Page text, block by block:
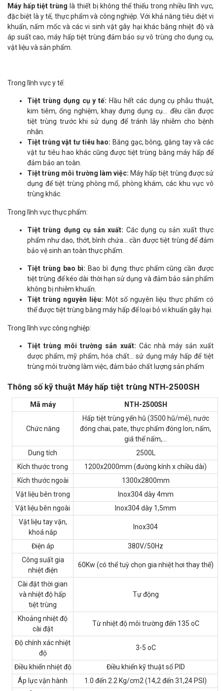
Máy hấp tiệt trùng là thiết bị không thể thiếu trong nhiều lĩnh vực,
đặc biệt là y tế, thực phẩm và công nghiệp. Với khả năng tiêu diệt vi
khuẩn, nấm mốc và các vi sinh vật gây hại khác bằng nhiệt độ và
áp suất cao, máy hấp tiệt trùng đảm bảo sự vô trùng cho dụng cụ,
vật liệu và sản phẩm.
Trong lĩnh vực y tế:
Tiệt trùng dụng cụ y tế: Hầu hết các dụng cụ phẫu thuật,
kim tiêm, ống nghiệm, khay đựng dụng cụ... đều cần được
tiệt trùng trước khi sử dụng để tránh lây nhiễm cho bệnh
nhân.
Tiệt trùng vật tư tiêu hao: Băng gạc, bông, găng tay và các
vật tư tiêu hao khác cũng được tiệt trùng bằng máy hấp để
đảm bảo an toàn.
Tiệt trùng môi trường làm việc: Máy hấp tiệt trùng được sử
dụng để tiệt trùng phòng mổ, phòng khám, các khu vực vô
trùng khác.
Trong lĩnh vực thực phẩm:
Tiệt trùng dụng cụ sản xuất: Các dụng cụ sản xuất thực
phẩm như dao, thớt, bình chứa... cần được tiệt trùng để đảm
bảo vệ sinh an toàn thực phẩm.
Tiệt trùng bao bì: Bao bì đựng thực phẩm cũng cần được
tiệt trùng để kéo dài thời hạn sử dụng và đảm bảo sản phẩm
không bị nhiễm khuẩn.
Tiệt trùng nguyên liệu: Một số nguyên liệu thực phẩm có
thể được tiệt trùng bằng máy hấp để loại bỏ vi khuẩn gây hại.
Trong lĩnh vực công nghiệp:
Tiệt trùng môi trường sản xuất: Các nhà máy sản xuất
dược phẩm, mỹ phẩm, hóa chất... sử dụng máy hấp để tiệt
trùng môi trường làm việc, đảm bảo chất lượng sản phẩm
Thông số kỹ thuật Máy hấp tiệt trùng NTH-2500SH
Mã máy NTH-2500SH
Chức năng
Hấp tiệt trùng yến hũ (3500 hũ/mẻ), nước
đóng chai, pate, thực phẩm đóng lon, nấm,
giá thể nấm,…
Dung tích
2500L
Kích thước trong
1200x2000mm (đường kính x chiều dài)
Kích thước ngoài
1300x2800mm
Vật liệu bên trong
Inox304 dày 4mm
Vật liệu bên ngoài
Inox304 dày 1,5mm
Vật liệu tay vặn,
khoá nắp
Inox304
Điện áp
380V/50Hz
Công suất gia
nhiệt điện
60Kw (có thể tuỳ chọn gia nhiệt hơi thay thế)
Cài đặt thời gian
và nhiệt độ hấp
tiệt trùng
Tự động
Khoảng nhiệt độ
cài đặt
Từ nhiệt độ môi trường đến 135 oC
Độ chính xác nhiệt
độ
3-5 oC
Điều khiển nhiệt độ
Điều khiển kỹ thuật số PID
Áp lực vận hành
1.0 đến 2.2 Kg/cm2 (14,2 đến 31,24 PSI)